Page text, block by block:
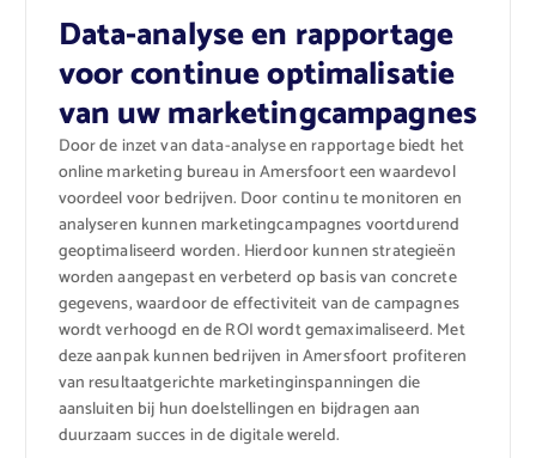
Data-analyse en rapportage
voor continue optimalisatie
van uw marketingcampagnes
Door de inzet van data-analyse en rapportage biedt het
online marketing bureau in Amersfoort een waardevol
voordeel voor bedrijven. Door continu te monitoren en
analyseren kunnen marketingcampagnes voortdurend
geoptimaliseerd worden. Hierdoor kunnen strategieën
worden aangepast en verbeterd op basis van concrete
gegevens, waardoor de effectiviteit van de campagnes
wordt verhoogd en de ROI wordt gemaximaliseerd. Met
deze aanpak kunnen bedrijven in Amersfoort profiteren
van resultaatgerichte marketinginspanningen die
aansluiten bij hun doelstellingen en bijdragen aan
duurzaam succes in de digitale wereld.